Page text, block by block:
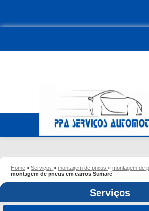
Home »Serviços»montagem de pneus»montagem de
montagem de pneus em carros Sumaré
Serviços